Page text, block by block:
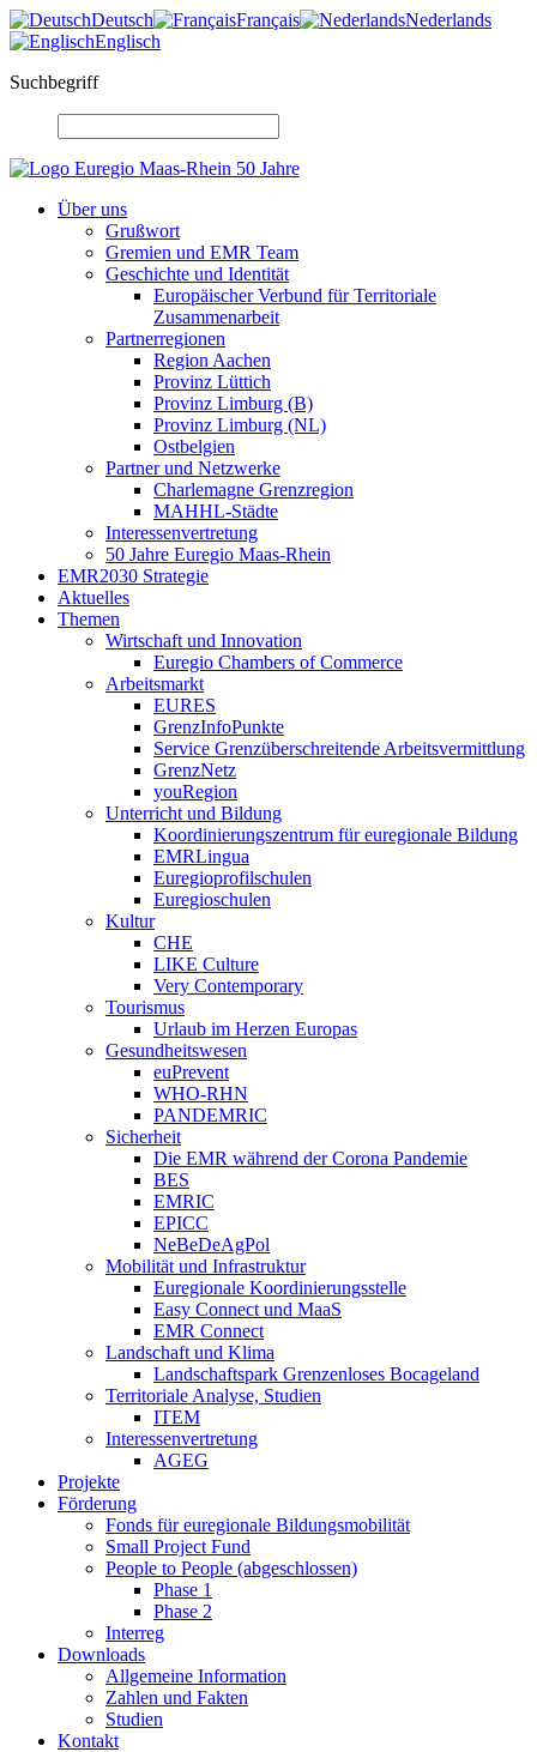
Deutsch Français
Nederlands
Englisch
Suchbegriff
Über uns
Grußwort
Gremien und EMR Team
Geschichte und Identität
Europäischer Verbund für Territoriale
Zusammenarbeit
Partnerregionen
Region Aachen
Provinz Lüttich
Provinz Limburg (B)
Provinz Limburg (NL)
Ostbelgien
Partner und Netzwerke
Charlemagne Grenzregion
MAHHL-Städte
Interessenvertretung
50 Jahre Euregio Maas-Rhein
EMR2030 Strategie
Aktuelles
Themen
Wirtschaft und Innovation
Euregio Chambers of Commerce
Arbeitsmarkt
EURES
GrenzInfoPunkte
Service Grenzüberschreitende Arbeitsvermittlung
GrenzNetz
youRegion
Unterricht und Bildung
Koordinierungszentrum für euregionale Bildung
EMRLingua
Euregioprofilschulen
Euregioschulen
Kultur
CHE
LIKE Culture
Very Contemporary
Tourismus
Urlaub im Herzen Europas
Gesundheitswesen
euPrevent
WHO-RHN
PANDEMRIC
Sicherheit
Die EMR während der Corona Pandemie
BES
EMRIC
EPICC
NeBeDeAgPol
Mobilität und Infrastruktur
Euregionale Koordinierungsstelle
Easy Connect und MaaS
EMR Connect
Landschaft und Klima
Landschaftspark Grenzenloses Bocageland
Territoriale Analyse, Studien
ITEM
Interessenvertretung
AGEG
Projekte
Förderung
Fonds für euregionale Bildungsmobilität
Small Project Fund
People to People (abgeschlossen)
Phase 1
Phase 2
Interreg
Downloads
Allgemeine Information
Zahlen und Fakten
Studien
Kontakt